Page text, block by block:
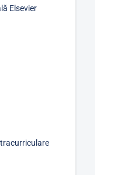
Elsevier